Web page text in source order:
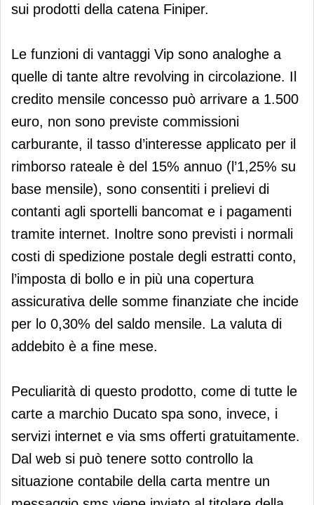
sui prodotti della catena Finiper.
Le funzioni di vantaggi Vip sono analoghe a
quelle di tante altre revolving in circolazione. Il
credito mensile concesso può arrivare a 1.500
euro, non sono previste commissioni
carburante, il tasso d’interesse applicato per il
rimborso rateale è del 15% annuo (l’1,25% su
base mensile), sono consentiti i prelievi di
contanti agli sportelli bancomat e i pagamenti
tramite internet. Inoltre sono previsti i normali
costi di spedizione postale degli estratti conto,
l’imposta di bollo e in più una copertura
assicurativa delle somme finanziate che incide
per lo 0,30% del saldo mensile. La valuta di
addebito è a fine mese.
Peculiarità di questo prodotto, come di tutte le
carte a marchio Ducato spa sono, invece, i
servizi internet e via sms offerti gratuitamente.
Dal web si può tenere sotto controllo la
situazione contabile della carta mentre un